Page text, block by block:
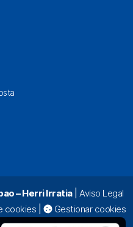
– Herri Irratia|Aviso Legal
cookies
Gestionar cookies